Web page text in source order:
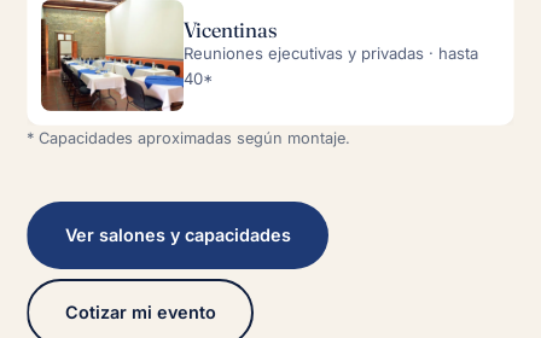
Vicentinas
Reuniones ejecutivas y privadas · hasta
40*
* Capacidades aproximadas según montaje.
Ver salones y capacidades
Cotizar mi evento